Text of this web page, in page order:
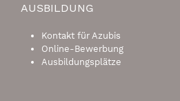
AUSBILDUNG
Kontakt für Azubis
Online-Bewerbung
Ausbildungsplätze